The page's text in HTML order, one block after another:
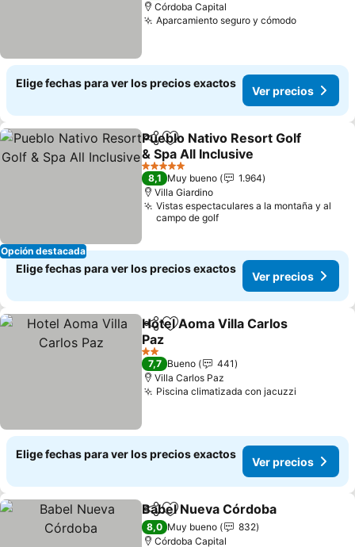
Córdoba Capital
Aparcamiento seguro y cómodo
Elige fechas para ver los precios exactos
Ver precios
Opción destacada
CompartirAgregar a favoritos
Pueblo Nativo Resort Golf
& Spa All Inclusive
5 Estrellas
8,1 Muy bueno
1.964
Villa Giardino
Vistas espectaculares a la montaña y al
campo de golf
Elige fechas para ver los precios exactos
Ver precios
CompartirAgregar a favoritos
Hotel Aoma Villa Carlos
Paz
2 Estrellas
7,7 Bueno
441
Villa Carlos Paz
Piscina climatizada con jacuzzi
Elige fechas para ver los precios exactos
Ver precios
CompartirAgregar a favoritos
Babel Nueva Córdoba
8,0 Muy bueno
832
Córdoba Capital